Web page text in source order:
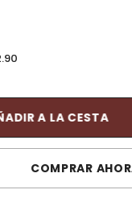
A LA CESTA
COMPRAR